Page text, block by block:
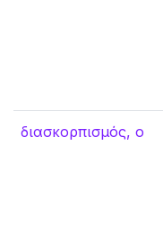
διασκορπισμός, ο